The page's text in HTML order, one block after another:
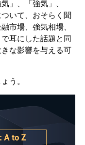
」、「強気」、
いて、おそらく聞
市場、強気相場、
耳にした話題と同
な影響を与える可
う。